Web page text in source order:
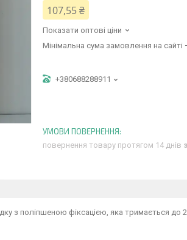
107,55 ₴
Показати оптові ціни
Мінімальна сума замовлення на сайті
+380688288911
повернення товару протягом 14 днів
з поліпшеною фіксацією, яка тримається до